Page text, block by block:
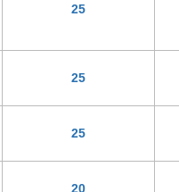
25
25
25
20